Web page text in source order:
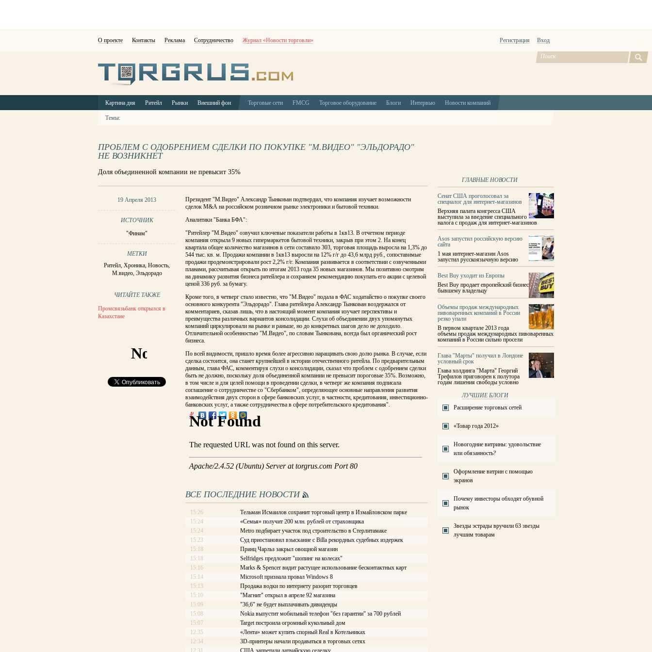
О проекте Контакты Реклама Сотрудничество Журнал «Новости торговли» Регистрация Вход
Картина дня Ритейл Рынки Внешний фон Торговые сети FMCG Торговое оборудование Блоги Интервью Новости компаний
Темы:
ПРОБЛЕМ С ОДОБРЕНИЕМ СДЕЛКИ ПО ПОКУПКЕ "М.ВИДЕО" "ЭЛЬДОРАДО"
НЕ ВОЗНИКНЕТ
Доля объединенной компании не превысит 35%
19 Апреля 2013
ИСТОЧНИК
"Финам"
МЕТКИ
Ритейл, Хроника, Новость,
М.видео, Эльдорадо
ЧИТАЙТЕ ТАКЖЕ
Промсвязьбанк открылся в
Казахстане
Президент "М.Видео" Александр Тынкован подтвердил, что компания изучает возможности
сделок M&А на российском розничном рынке электроники и бытовой техники.
Аналитики "Банка БФА":
"Ритейлер "М.Видео" озвучил ключевые показатели работы в 1кв13. В отчетном периоде
компания открыла 9 новых гипермаркетов бытовой техники, закрыв при этом 2. На конец
квартала общее количество магазинов в сети составило 303, торговая площадь выросла на 1,3% до
544 тыс. кв. м. Продажи компании в 1кв13 выросли на 12% г/г до 43,6 млрд руб., сопоставимые
продажи продемонстрировали рост 2,2% г/г. Компания развивается в соответствии с озвученными
планами, рассчитывая открыть по итогам 2013 года 35 новых магазинов. Мы позитивно смотрим
на динамику развития бизнеса ритейлера и сохраняем рекомендацию покупать его акции с целевой
ценой 336 руб. за бумагу.
Кроме того, в четверг стало известно, что "М.Видео" подала в ФАС ходатайство о покупке своего
основного конкурента "Эльдорадо". Глава ритейлера Александр Тынкован воздержался от
комментариев, сказав лишь, что в настоящий момент компания изучает перспективы и
преимущества различных вариантов консолидации. Слухи об объединении двух упомянутых
компаний циркулировали на рынке и раньше, но до конкретных шагов дело не доходило.
Отличительной особенностью "М.Видео", по словам Тынкована, всегда был органический рост
бизнеса.
По всей видимости, пришло время более агрессивно наращивать свою долю рынка. В случае, если
сделка состоится, она станет крупнейшей в истории отечественного ритейла. По предварительным
данным, глава ФАС, комментируя слухи о консолидации, сказал что проблем с одобрением сделки
быть не должно, поскольку доля объединенной компании не превысит пороговые 35%. Возможно,
в том числе и для целей помощи в проведении сделки, в четверг же компания подписала
соглашение о сотрудничестве со "Сбербанком", определяющее основные направления развития
взаимодействия двух сторон в сфере банковских услуг, в частности, кредитования, инвестиционно-
банковских услуг, а также сотрудничества в сфере потребительского кредитования".
ВСЕ ПОСЛЕДНИЕ НОВОСТИ
15:26
Тельман Исмаилов сохранит торговый центр в Измайловском парке
15:24
«Семья» получит 200 млн. рублей от страховщика
15:24
Metro подбирает участок под строительство в Стерлитамаке
15:23
Суд приостановил взыскание с Billa рекордных судебных издержек
15:18
Принц Чарльз закрыл овощной магазин
15:18
Selfridges предложит "шопинг на колесах"
15:16
Marks & Spencer видит растущее использование бесконтактных карт
15:14
Microsoft признала провал Windows 8
15:13
Продажа водки по интернету разорит торговцев
15:10
"Магнит" открыл в апреле 92 магазина
15:09
"36,6" не будет выплачивать дивиденды
15:08
Nokia выпустит мобильный телефон "без гарантии" за 700 рублей
15:07
Target построила огромный кукольный дом
12:35
«Лента» может купить спорный Real в Котельниках
12:34
3D-принтеры начали продаваться в торговых сетях
12:31
США запретили латвийскую селедку
ГЛАВНЫЕ НОВОСТИ
Сенат США проголосовал за
спецналог для интернет-магазинов
Верхняя палата конгресса США
выступила за введение специального
налога с продаж для интернет-магазинов
Asos запустил российскую версию
сайта
1 мая интернет-магазин Asos
запустил русскоязычную версию
Best Buy уходит из Европы
Best Buy продает европейский бизнес
бывшему владельцу
Объемы продаж международных
пивоваренных компаний в России
резко упали
В первом квартале 2013 года
объемы продаж международных пивоваренных
компаний в России сильно просели
Глава "Марты" получил в Лондоне
условный срок
Глава холдинга "Марта" Георгий
Трефилов приговорен к полутора
годам лишения свободы условно
ЛУЧШИЕ БЛОГИ
Расширение торговых сетей
«Товар года 2012»
Новогодние витрины: удовольствие
или обязанность?
Оформление витрин с помощью
экранов
Почему инвесторы обходят обувной
рынок
Звезды эстрады вручили 63 звезды
лучшим товарам